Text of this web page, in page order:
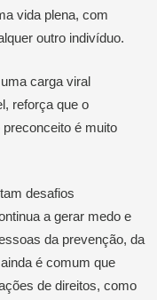
vida plena, com
outro indivíduo.
carga viral
reforça que o
é muito
desafios
a gerar medo e
da prevenção, da
é comum que
de direitos, como